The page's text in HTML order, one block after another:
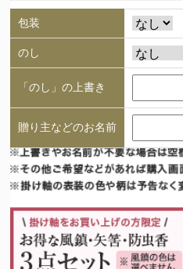
包装
のし
「のし」の上書き
贈り主などのお名前